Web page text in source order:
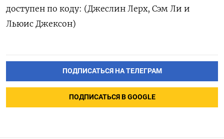
доступен по коду: (Джеслин Лерх, Сэм Ли и
Льюис Джексон)
ПОДПИСАТЬСЯ НА ТЕЛЕГРАМ
ПОДПИСАТЬСЯ В GOOGLE